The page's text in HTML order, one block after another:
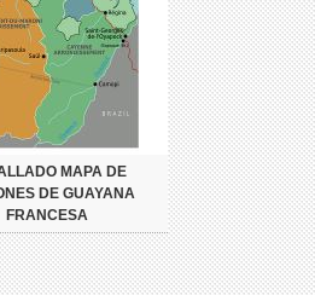
MAPA DE
DE GUAYANA
FRANCESA